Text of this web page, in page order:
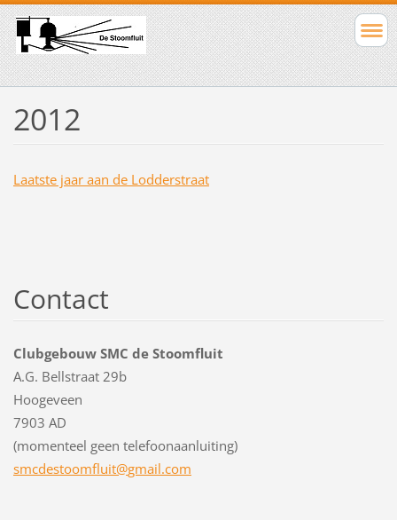
2012
Laatste jaar aan de Lodderstraat
Contact
Clubgebouw SMC de Stoomfluit
A.G. Bellstraat 29b
Hoogeveen
7903 AD
(momenteel geen telefoonaanluiting)
smcdestoomfluit@gmail.com